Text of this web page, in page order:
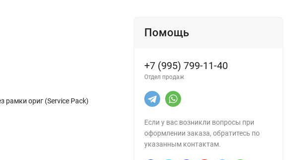
рамки ориг (Service Pack)
Помощь
+7 (995) 799-11-40
Отдел продаж
Если у вас возникли вопросы при
оформлении заказа, обратитесь по
указанным контактам.